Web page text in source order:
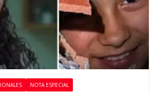
NOTA ESPECIAL